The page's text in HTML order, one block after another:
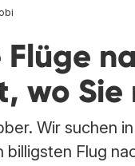
wo Sie
Wir suchen
billigsten Flug